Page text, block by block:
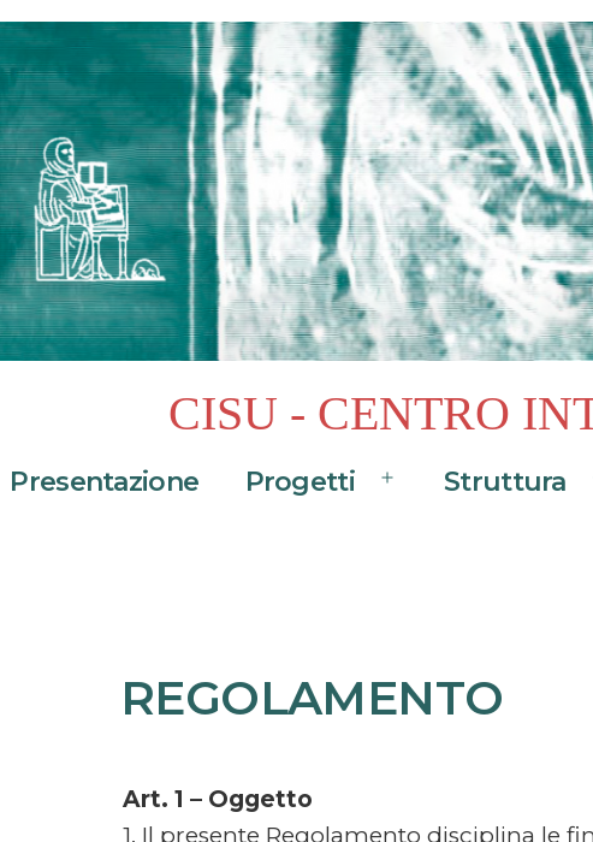
CISU - CENTRO
Presentazione Progetti Struttura
REGOLAMENTO
Art. 1 – Oggetto
1. Il presente Regolamento disciplina le